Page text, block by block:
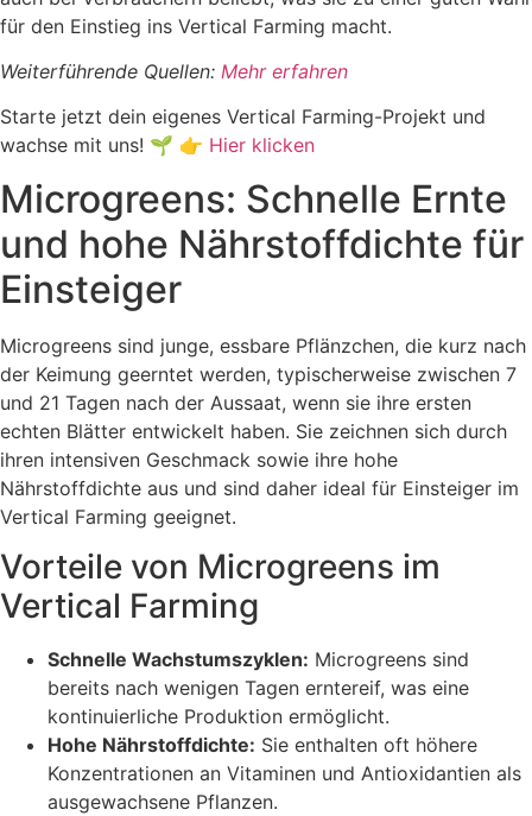
für den Einstieg ins Vertical Farming macht.
Weiterführende Quellen: Mehr erfahren
Starte jetzt dein eigenes Vertical Farming-Projekt und
wachse mit uns! 🌱 👉 Hier klicken
Microgreens: Schnelle Ernte
und hohe Nährstoffdichte für
Einsteiger
Microgreens sind junge, essbare Pflänzchen, die kurz nach
der Keimung geerntet werden, typischerweise zwischen 7
und 21 Tagen nach der Aussaat, wenn sie ihre ersten
echten Blätter entwickelt haben. Sie zeichnen sich durch
ihren intensiven Geschmack sowie ihre hohe
Nährstoffdichte aus und sind daher ideal für Einsteiger im
Vertical Farming geeignet.
Vorteile von Microgreens im
Vertical Farming
Schnelle Wachstumszyklen: Microgreens sind
bereits nach wenigen Tagen erntereif, was eine
kontinuierliche Produktion ermöglicht.
Hohe Nährstoffdichte: Sie enthalten oft höhere
Konzentrationen an Vitaminen und Antioxidantien als
ausgewachsene Pflanzen.